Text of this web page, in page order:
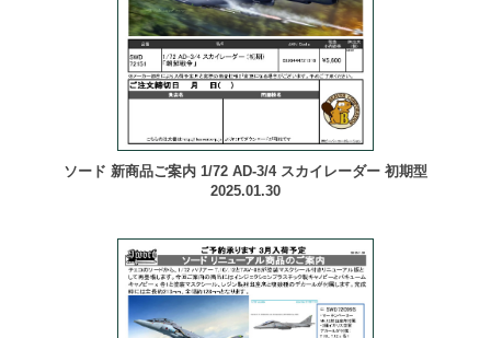
ソード 新商品ご案内 1/72 AD-3/4 スカイレーダー 初期型
2025.01.30